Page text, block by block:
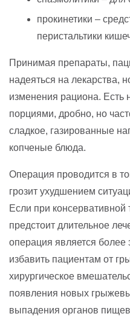
прокинетики –
перистальтики
Принимая препараты,
надеяться на лекарства,
изменения рациона. Есть
порциями, дробно, но
сладкое, газированные
копченые блюда.
Операция проводится в
грозит ухудшением
Если при консервативной
предстоит длительное
операция является
избавить пациентам от
хирургическое
появления новых
выпадения органов